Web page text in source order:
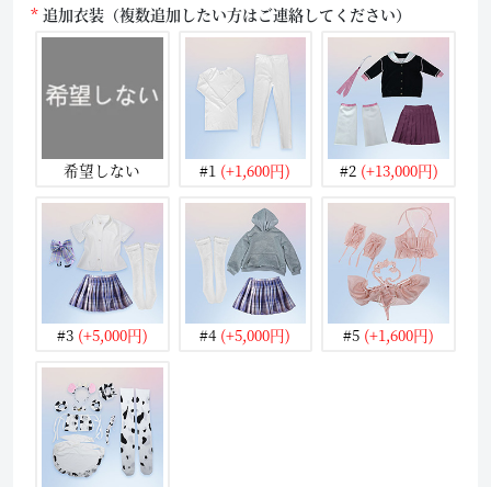
追加衣装（複数追加したい方はご連絡してください）
希望しない #1 (+1,600円) #2(+13,000円)
#3(+5,000円) #4 (+5,000円) #5 (+1,600円)